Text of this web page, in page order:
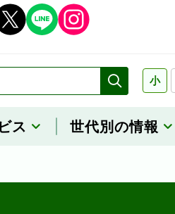
小
ス 世代別の情報